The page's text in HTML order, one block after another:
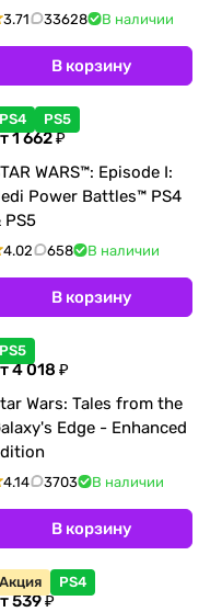
3.71 33628 В наличии
В корзину
PS4 PS5
1 662 ₽
WARS™: Episode I:
Power Battles™ PS4
PS5
4.02 658 В наличии
В корзину
PS5
4 018 ₽
Wars: Tales from the
Edge - Enhanced
4.14 3703 В наличии
В корзину
Акция PS4
539 ₽